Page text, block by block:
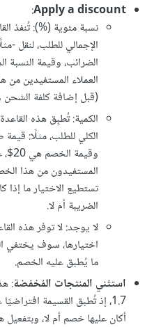
Apply a discount
:
نسبة مئوية (%): تُنفذ
(قبل إضافة كلفة الشحن
الكمية: تُطبِق هذه
تستطيع الاختيار ما
الضريبة أم لا.
لا يوجد: لا توفر هذه
اختيارها، سوف يختفي
ما يُطبق عليه الخصم.
استثني المنتجات المُخفضة:
1.7، إذ تُطبق القسيمة
أكان عليها خصم أم لا،